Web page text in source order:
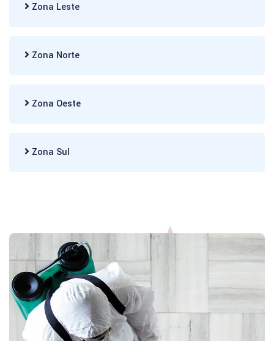
Zona Leste
Zona Norte
Zona Oeste
Zona Sul